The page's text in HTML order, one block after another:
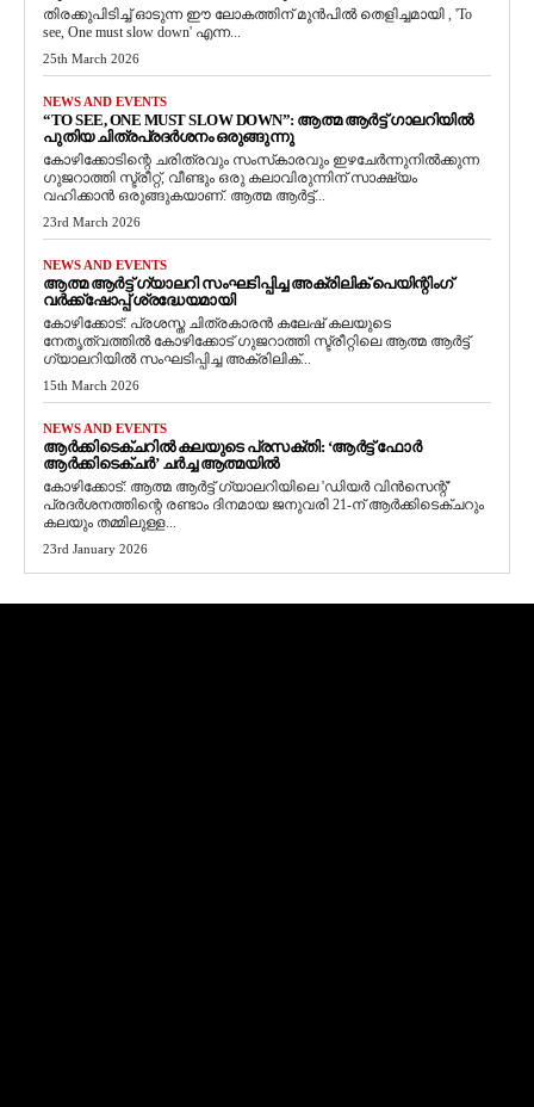
തിരക്കുപിടിച്ച് ഓടുന്ന ഈ ലോകത്തിന് മുൻപിൽ തെളിച്ചമായി , 'To
see, One must slow down' എന്ന...
25th March 2026
NEWS AND EVENTS
“TO SEE, ONE MUST SLOW DOWN”: ആത്മ ആർട്ട് ഗാലറിയിൽ
പുതിയ ചിത്രപ്രദർശനം ഒരുങ്ങുന്നു
കോഴിക്കോടിന്റെ ചരിത്രവും സംസ്‌കാരവും ഇഴചേർന്നുനിൽക്കുന്ന
ഗുജറാത്തി സ്ട്രീറ്റ്, വീണ്ടും ഒരു കലാവിരുന്നിന് സാക്ഷ്യം
വഹിക്കാൻ ഒരുങ്ങുകയാണ്. ആത്മ ആർട്ട്...
23rd March 2026
NEWS AND EVENTS
ആത്മ ആർട്ട് ഗ്യാലറി സംഘടിപ്പിച്ച അക്രിലിക് പെയിന്റിംഗ്
വർക്ക്‌ഷോപ്പ് ശ്രദ്ധേയമായി
കോഴിക്കോട്: പ്രശസ്ത ചിത്രകാരൻ കലേഷ് കലയുടെ
നേതൃത്വത്തിൽ കോഴിക്കോട് ഗുജറാത്തി സ്ട്രീറ്റിലെ ആത്മ ആർട്ട്
ഗ്യാലറിയിൽ സംഘടിപ്പിച്ച അക്രിലിക്...
15th March 2026
NEWS AND EVENTS
ആർക്കിടെക്ചറിൽ കലയുടെ പ്രസക്തി: ‘ആർട്ട് ഫോർ
ആർക്കിടെക്ചർ’ ചർച്ച ആത്മയിൽ
​കോഴിക്കോട്: ആത്മ ആർട്ട് ഗ്യാലറിയിലെ 'ഡിയർ വിൻസെന്റ്'
പ്രദർശനത്തിന്റെ രണ്ടാം ദിനമായ ജനുവരി 21-ന് ആർക്കിടെക്ചറും
കലയും തമ്മിലുള്ള...
23rd January 2026